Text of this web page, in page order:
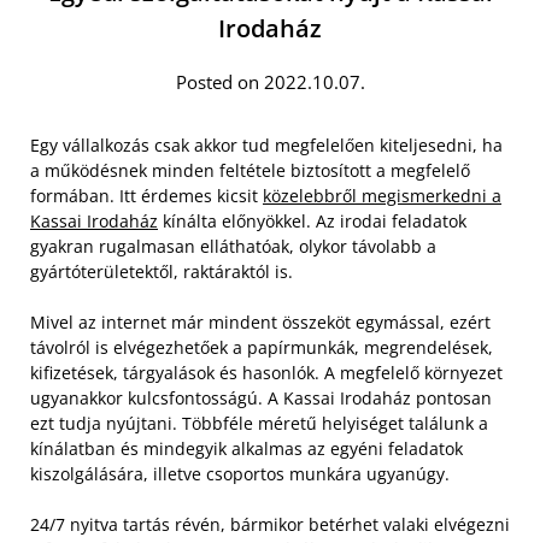
Irodaház
Posted on 2022.10.07.
Egy vállalkozás csak akkor tud megfelelően kiteljesedni, ha
a működésnek minden feltétele biztosított a megfelelő
formában. Itt érdemes kicsit közelebbről megismerkedni a
Kassai Irodaház kínálta előnyökkel. Az irodai feladatok
gyakran rugalmasan elláthatóak, olykor távolabb a
gyártóterületektől, raktáraktól is.
Mivel az internet már mindent összeköt egymással, ezért
távolról is elvégezhetőek a papírmunkák, megrendelések,
kifizetések, tárgyalások és hasonlók. A megfelelő környezet
ugyanakkor kulcsfontosságú. A Kassai Irodaház pontosan
ezt tudja nyújtani. Többféle méretű helyiséget találunk a
kínálatban és mindegyik alkalmas az egyéni feladatok
kiszolgálására, illetve csoportos munkára ugyanúgy.
24/7 nyitva tartás révén, bármikor betérhet valaki elvégezni